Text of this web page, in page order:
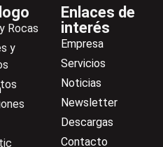
carga constante
Rocas
y
Enlaces de
interés
Empresa
Servicios
Noticias
Newsletter
Descargas
Contacto